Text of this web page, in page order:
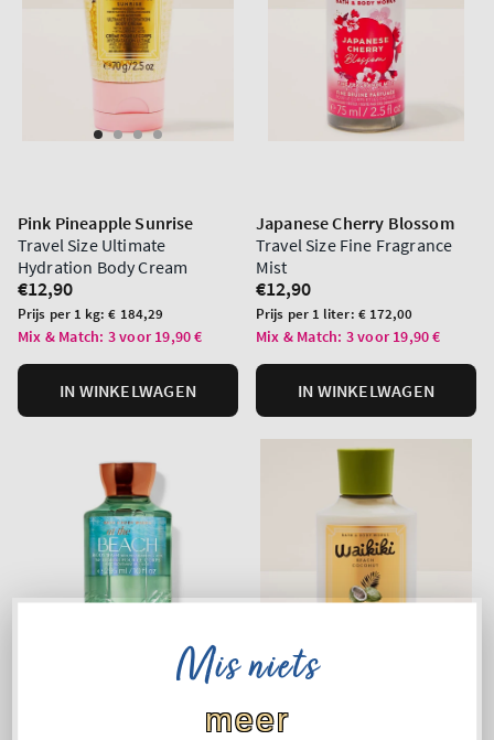
Pink Pineapple Sunrise
Travel Size Ultimate
Hydration Body Cream
Normale
prijs
€12,90
Prijs
per
Prijs per 1 kg:€ 184,29
Mix & Match: 3 voor 19,90 €
IN WINKELWAGEN
Japanese Cherry Blossom
Travel Size Fine Fragrance
Mist
Normale
prijs
€12,90
Prijs
per
Prijs per 1 liter: € 172,00
Mix & Match: 3 voor 19,90 €
IN WINKELWAGEN
Mis niets
meer